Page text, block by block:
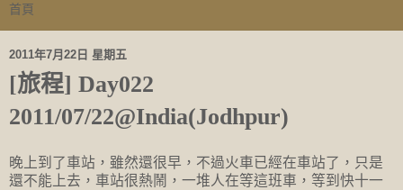
2011年7月22日 星期五
[旅程] Day022
2011/07/22@India(Jodhpur)
晚上到了車站，雖然還很早，不過火車已經在車站了，只是
還不能上去，車站很熱鬧，一堆人在等這班車，等到快十一